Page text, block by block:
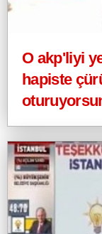
O akp'liyi
hapiste